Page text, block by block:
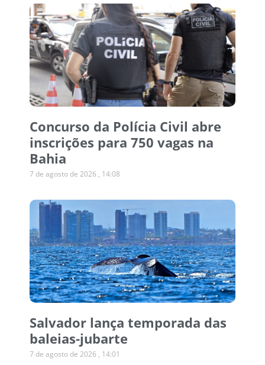
Concurso da Polícia Civil abre
inscrições para 750 vagas na
Bahia
7 de agosto de 2026 14:08
Salvador lança temporada das
baleias-jubarte
7 de agosto de 2026 14:01